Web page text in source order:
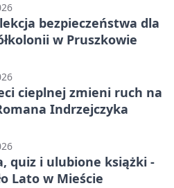
bezpieczeństwa dla
w Pruszkowie
cieplnej zmieni ruch na
Indrzejczyka
quiz i ulubione książki -
Lato w Mieście